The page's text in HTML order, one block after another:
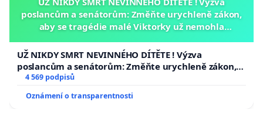
poslancům a senátorům: Změňte urychleně zákon,
aby se tragédie malé Viktorky už nemohla
UŽ NIKDY SMRT NEVINNÉHO DÍTĚTE ! Výzva
poslancům a senátorům: Změňte urychleně zákon,
aby se tragédie malé Viktorky už nemohla opakovat!
4 569 podpisů
Oznámení o transparentnosti